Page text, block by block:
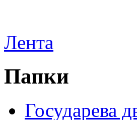
Лента
Папки
Государева